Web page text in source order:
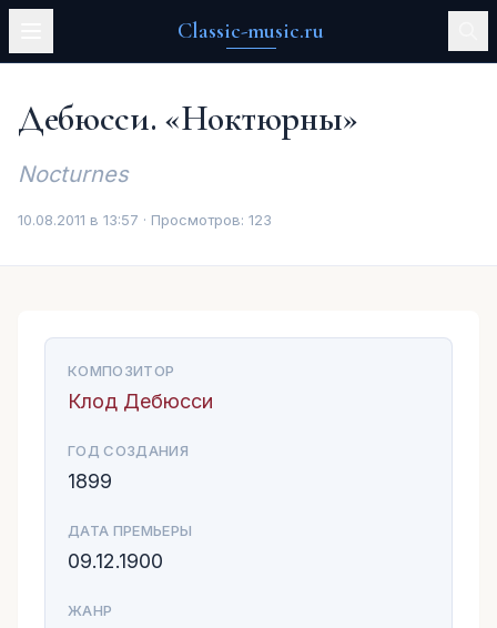
Classic-music.ru
Дебюсси. «Ноктюрны»
Nocturnes
10.08.2011 в 13:57 · Просмотров: 123
КОМПОЗИТОР
Клод Дебюсси
ГОД СОЗДАНИЯ
1899
ДАТА ПРЕМЬЕРЫ
09.12.1900
ЖАНР